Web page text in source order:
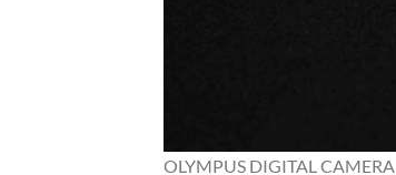
OLYMPUS DIGITAL CAMERA